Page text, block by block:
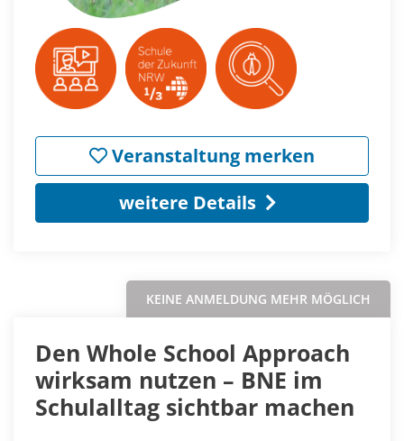
Veranstaltung merken
weitere Details
KEINE ANMELDUNG MEHR MÖGLICH
Den Whole School Approach
wirksam nutzen – BNE im
Schulalltag sichtbar machen